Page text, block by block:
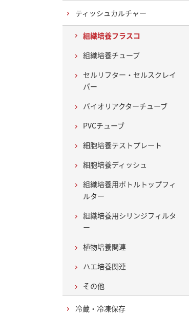
ティッシュカルチャー
組織培養フラスコ
組織培養チューブ
セルリフター・セルスクレイ
パー
バイオリアクターチューブ
PVCチューブ
細胞培養テストプレート
細胞培養ディッシュ
組織培養用ボトルトップフィ
ルター
組織培養用シリンジフィルタ
ー
植物培養関連
ハエ培養関連
その他
冷蔵・冷凍保存